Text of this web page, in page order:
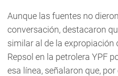
Aunque las fuentes no
conversación, destacaron
similar al de la expropiación
Repsol en la petrolera YPF
esa línea, señalaron que,